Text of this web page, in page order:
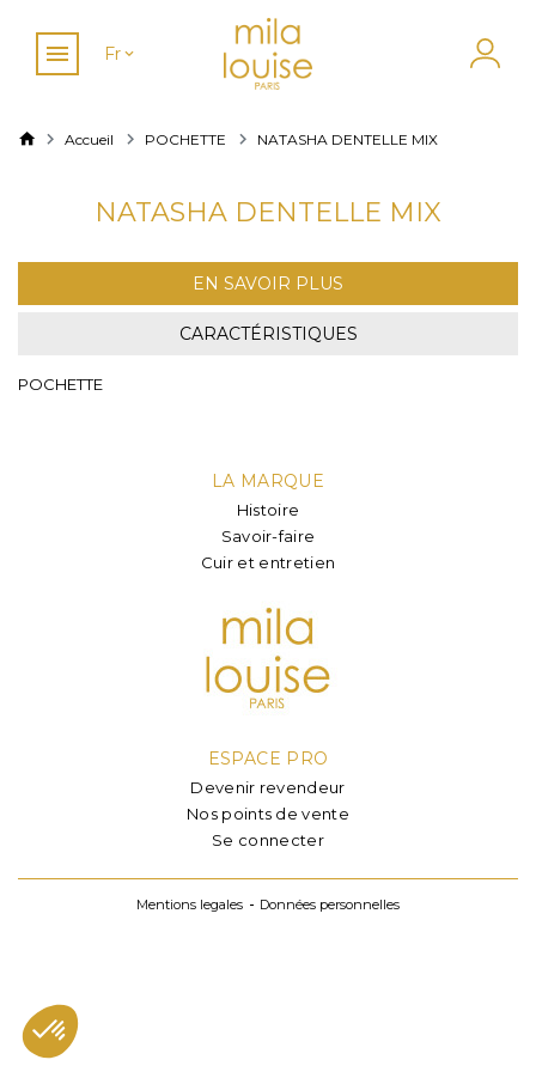
Fr
Accueil POCHETTE NATASHA DENTELLE MIX
NATASHA DENTELLE MIX
EN SAVOIR PLUS
CARACTÉRISTIQUES
POCHETTE
LA MARQUE
Histoire
Savoir-faire
Cuir et entretien
ESPACE PRO
Devenir revendeur
Nos points de vente
Se connecter
Mentions legales Données personnelles